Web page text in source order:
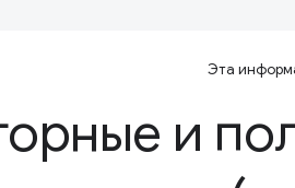
Эта
и